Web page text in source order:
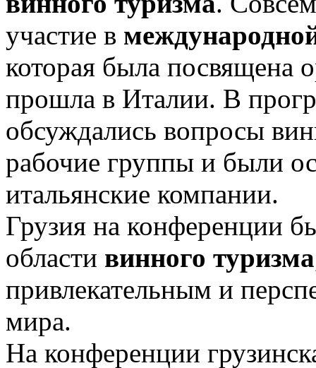
участие в
которая была посвящена
прошла в Италии. В
обсуждались вопросы
рабочие группы и были
итальянские компании.
Грузия на конференции
области винного туризма
привлекательным и
мира.
На конференции